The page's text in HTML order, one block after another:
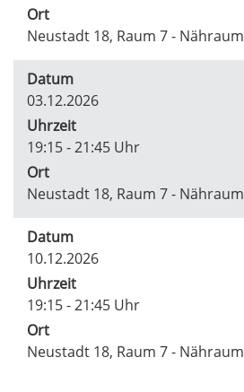
Ort
Neustadt 18, Raum 7 - Nähraum
Datum
03.12.2026
Uhrzeit
19:15 - 21:45 Uhr
Ort
Neustadt 18, Raum 7 - Nähraum
Datum
10.12.2026
Uhrzeit
19:15 - 21:45 Uhr
Ort
Neustadt 18, Raum 7 - Nähraum